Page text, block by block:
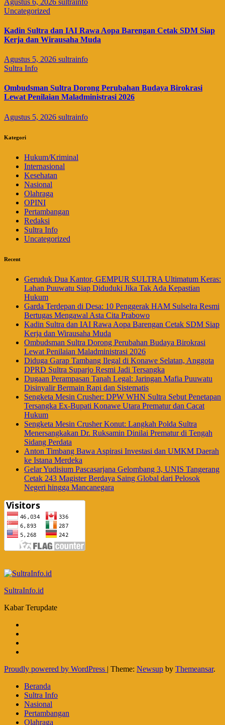
Uncategorized
Kadin Sultra dan IAI Rawa Aopa Barengan Cetak SDM Siap
Kerja dan Wirausaha Muda
Agustus 5, 2026 sultrainfo
Sultra Info
Ombudsman Sultra Dorong Perubahan Budaya Birokrasi
Lewat Penilaian Maladministrasi 2026
Agustus 5, 2026 sultrainfo
Kategori
Hukum/Kriminal
Internasional
Kesehatan
Nasional
Olahraga
OPINI
Pertambangan
Redaksi
Sultra Info
Uncategorized
Recent
Geruduk Dua Kantor, GEMPUR SULTRA Ultimatum Keras:
Lahan Puuwatu Siap Diduduki Jika Tak Ada Kepastian
Hukum
Garda Terdepan di Desa: 10 Penggerak HAM Sulselra Resmi
Bertugas Mengawal Asta Cita Prabowo
Kadin Sultra dan IAI Rawa Aopa Barengan Cetak SDM Siap
Kerja dan Wirausaha Muda
Ombudsman Sultra Dorong Perubahan Budaya Birokrasi
Lewat Penilaian Maladministrasi 2026
Diduga Garap Tambang Ilegal di Konawe Selatan, Anggota
DPRD Sultra Suparjo Resmi Jadi Tersangka
Dugaan Perampasan Tanah Legal: Jaringan Mafia Puuwatu
Disinyalir Bermain Rapi dan Sistematis
Sengketa Mesin Crusher: DPW WHN Sultra Sebut Penetapan
Tersangka Ex-Bupati Konawe Utara Prematur dan Cacat
Hukum
Sengketa Mesin Crusher Konut: Langkah Polda Sultra
Menersangkakan Dr. Ruksamin Dinilai Prematur di Tengah
Sidang Perdata
Anton Timbang Bawa Aspirasi Investasi dan UMKM Daerah
ke Istana Merdeka
Gelar Yudisium Pascasarjana Gelombang 3, UNIS Tangerang
Cetak 243 Magister Berdaya Saing Global dari Pelosok
Negeri hingga Mancanegara
SultraInfo.id
Kabar Terupdate
Proudly powered by WordPress | Theme: Newsup by Themeansar.
Beranda
Sultra Info
Nasional
Pertambangan
Olahraga